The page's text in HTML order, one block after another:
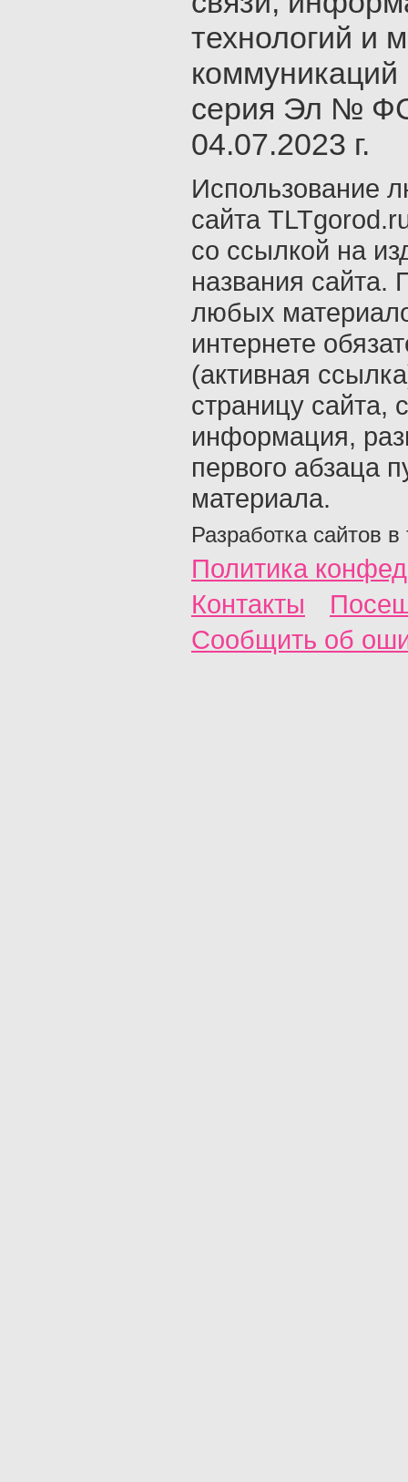
технологий и
серия Эл №
04.07.2023 г.
Использование
сайта
со ссылкой на
названия сайта.
любых
интернете
(активная
страницу сайта,
информация,
первого абзаца
материала.
Разработка сайтов в
Политика
Контакты
Сообщить об